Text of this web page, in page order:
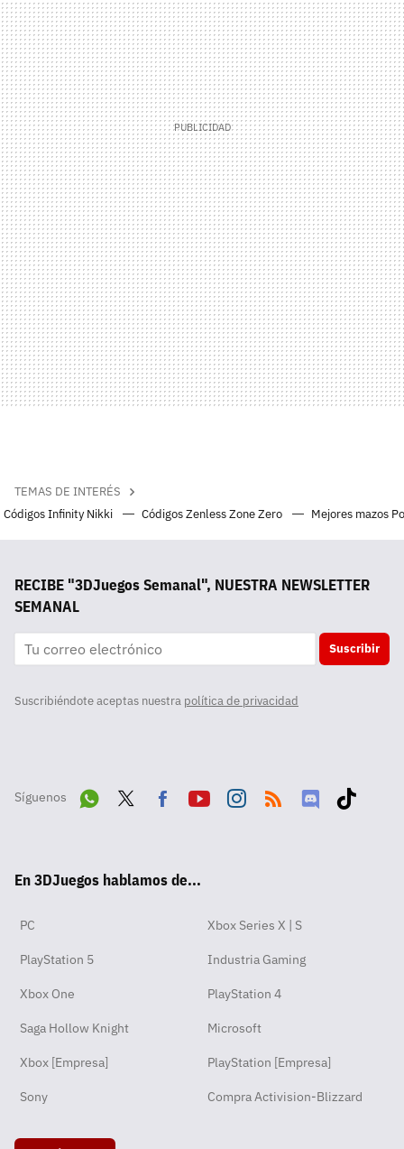
TEMAS DE INTERÉS
Códigos Infinity Nikki
Códigos Zenless Zone Zero Mejores mazos
RECIBE "3DJuegos Semanal", NUESTRA NEWSLETTER
SEMANAL
Suscribir
Suscribiéndote aceptas nuestra política de privacidad
Síguenos
pp
ok
En 3DJuegos hablamos de...
PC Xbox Series X | S
PlayStation 5 Industria Gaming
Xbox One PlayStation 4
Saga Hollow Knight Microsoft
Xbox [Empresa] PlayStation [Empresa]
Sony Compra Activision-Blizzard